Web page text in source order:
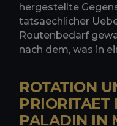
hergestellte
tatsaechlicher
Routenbedarf
nach dem, was in
ROTATION
PRIORITAET
PALADIN IN